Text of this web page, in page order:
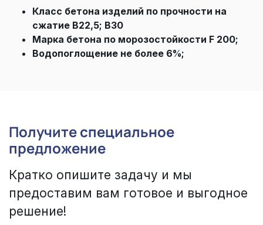
Класс бетона изделий по прочности на
сжатие В22,5; B30
Марка бетона по морозостойкости F 200;
Водопоглощение не более 6%;
Получите специальное
предложение
Кратко опишите задачу и мы
предоставим вам готовое и выгодное
решение!